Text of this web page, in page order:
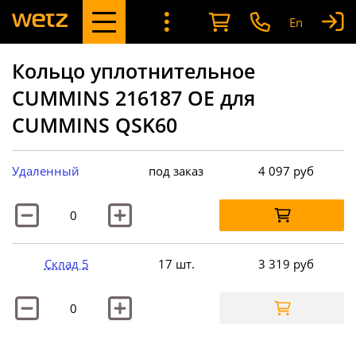
En
Кольцо уплотнительное
CUMMINS 216187 OE для
CUMMINS QSK60
Удаленный под заказ 4 097 руб
Склад 5 17 шт. 3 319 руб